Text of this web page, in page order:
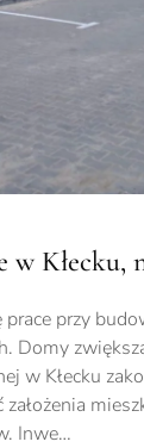
w Kłecku,
prace przy
Domy
w Kłecku
Inwe…